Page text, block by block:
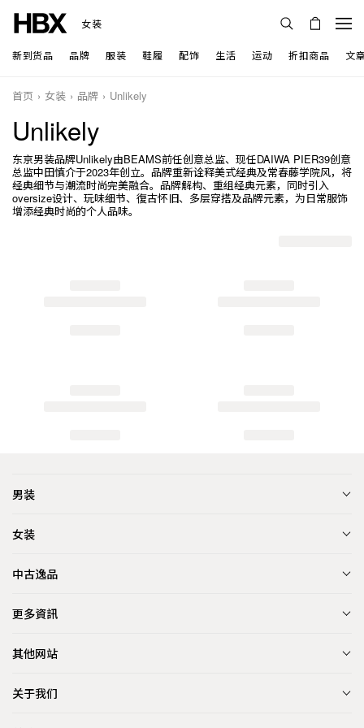
女装
新到货品 品牌 服装 鞋履 配饰 生活 运动 折扣商品 文
首页 女装 品牌 Unlikely
Unlikely
东京男装品牌Unlikely由BEAMS前任创意总监、现任DAIWA PIER39创意
总监中田慎介于2023年创立。品牌重新诠释美式经典及常春藤学院风，将
经典细节与潮流时尚完美融合。品牌解构、重组经典元素，同时引入
oversize设计、玩味细节、復古怀旧、多层穿搭及品牌元素，为日常服饰
增添经典时尚的个人品味。
男装
女装
中古逸品
更多資訊
其他网站
关于我们